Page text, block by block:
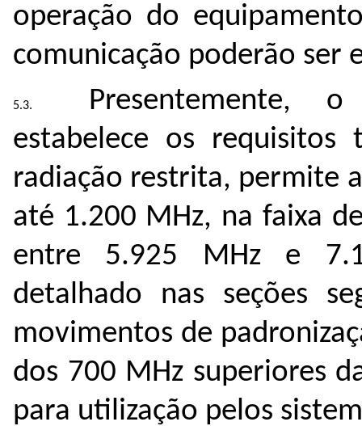
operação do
comunicação poderão ser
Presentemente,
estabelece os requisitos
radiação restrita, permite
até 1.200 MHz, na faixa
entre 5.925 MHz e
detalhado nas seções
movimentos de
dos 700 MHz superiores
para utilização pelos